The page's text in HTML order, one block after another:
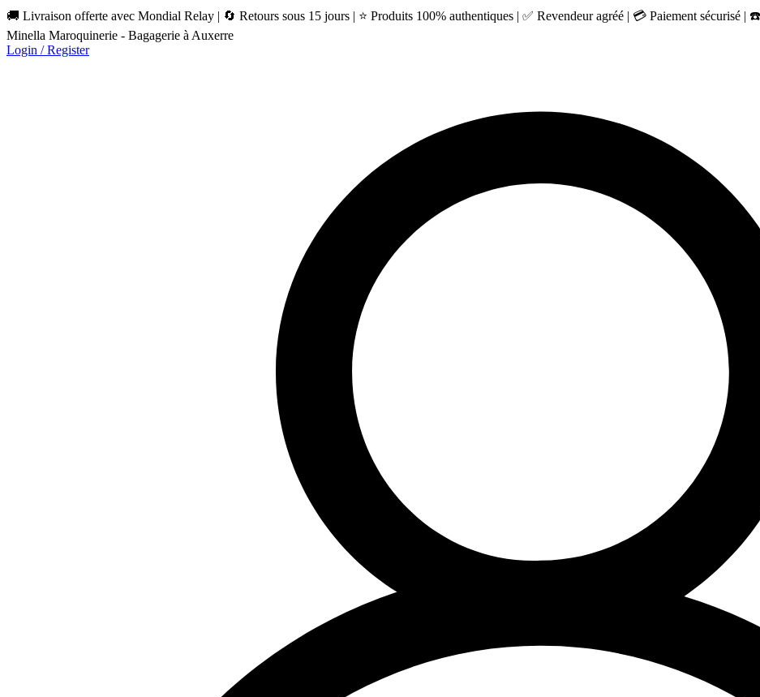
🚚 Livraison offerte avec Mondial Relay | 🔄 Retours sous 15 jours | ⭐ Produits 100% authentiques | ✅ Revendeur agréé | 💳 Paiement sécurisé |
Minella Maroquinerie - Bagagerie à Auxerre
Login / Register